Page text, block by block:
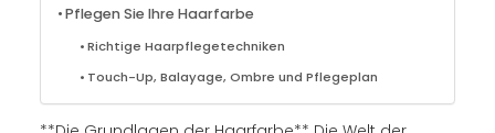
Pflegen Sie Ihre Haarfarbe
Richtige Haarpflegetechniken
Touch-Up, Balayage, Ombre und Pflegeplan